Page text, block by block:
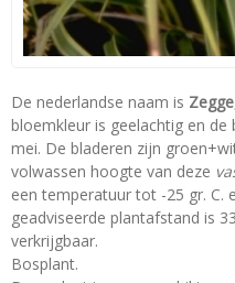
De nederlandse naam is Zegge
bloemkleur is geelachtig en
mei. De bladeren zijn
volwassen hoogte van deze
een temperatuur tot -25 gr. C.
geadviseerde plantafstand is
verkrijgbaar.
Bosplant.